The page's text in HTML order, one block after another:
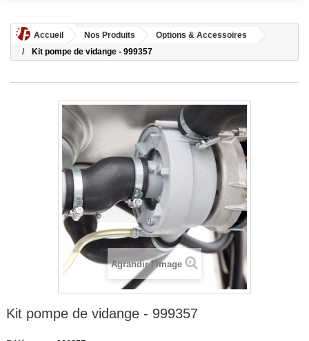
Accueil Nos Produits
Options & Accessoires
Kit pompe de vidange - 999357
Agrandir l'image
Kit pompe de vidange - 999357